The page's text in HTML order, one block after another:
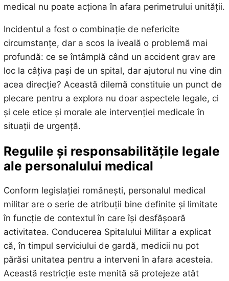
medical nu poate acționa în afara perimetrului unității.
Incidentul a fost o combinație de nefericite
circumstanțe, dar a scos la iveală o problemă mai
profundă: ce se întâmplă când un accident grav are
loc la câțiva pași de un spital, dar ajutorul nu vine din
acea direcție? Această dilemă constituie un punct de
plecare pentru a explora nu doar aspectele legale, ci
și cele etice și morale ale intervenției medicale în
situații de urgență.
Regulile și responsabilitățile legale
ale personalului medical
Conform legislației românești, personalul medical
militar are o serie de atribuții bine definite și limitate
în funcție de contextul în care își desfășoară
activitatea. Conducerea Spitalului Militar a explicat
că, în timpul serviciului de gardă, medicii nu pot
părăsi unitatea pentru a interveni în afara acesteia.
Această restricție este menită să protejeze atât